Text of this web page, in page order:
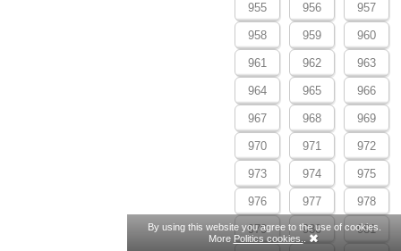
955 956 957
958 959 960
961 962 963
964 965 966
967 968 969
970 971 972
973 974 975
976 977 978
979 980 981
By using this website you agree to the use of cookies.
More Politics cookies.